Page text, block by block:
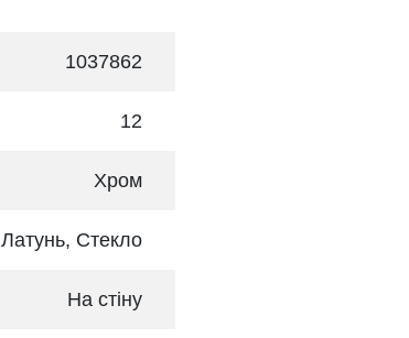
1037862
12
Хром
Латунь, Стекло
На стіну